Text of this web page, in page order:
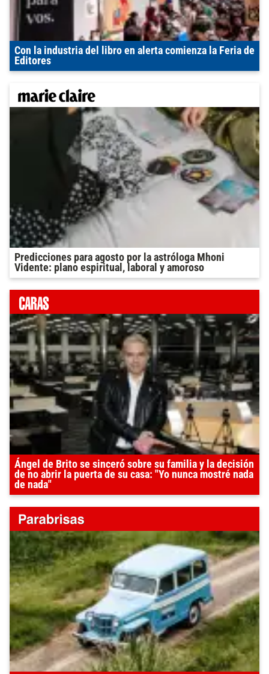
Con la industria del libro en alerta comienza la Feria de
Editores
Predicciones para agosto por la astróloga Mhoni
Vidente: plano espiritual, laboral y amoroso
Ángel de Brito se sinceró sobre su familia y la decisión
de no abrir la puerta de su casa: "Yo nunca mostré nada
de nada"